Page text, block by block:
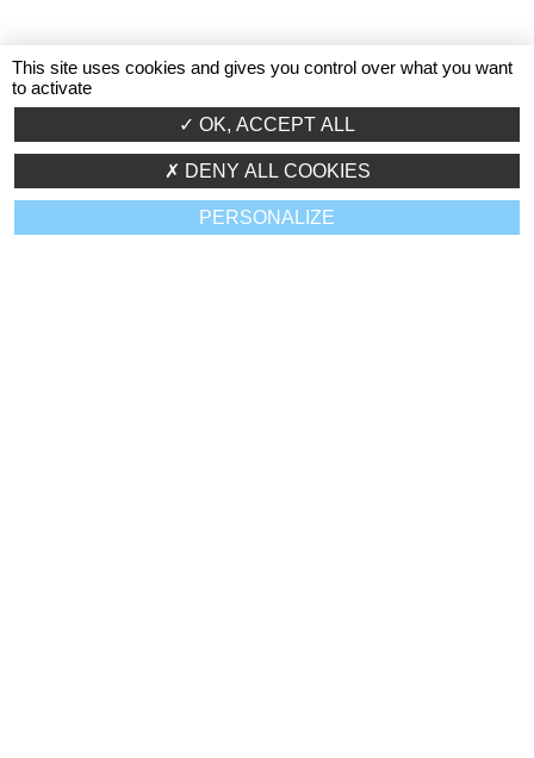
CAFÉ ! CROISSANTS !
BONNE HUMEUR
This site uses cookies and gives you control over what you want
to activate
OK, ACCEPT ALL
DENY ALL COOKIES
PERSONALIZE